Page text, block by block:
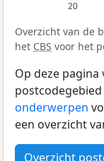
20
Overzicht van de
het CBS voor het
Op deze pagina
postcodegebied
onderwerpen
een overzicht
Overzicht